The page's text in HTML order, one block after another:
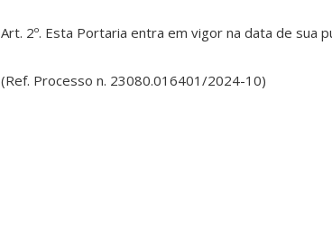
Art. 2º. Esta Portaria entra em vigor na data de sua
(Ref. Processo n. 23080.016401/2024-10)